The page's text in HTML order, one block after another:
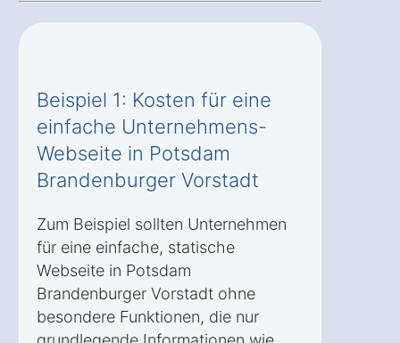
Beispiel 1: Kosten für eine
einfache Unternehmens-
Webseite in Potsdam
Brandenburger Vorstadt
Zum Beispiel sollten Unternehmen
für eine einfache, statische
Webseite in Potsdam
Brandenburger Vorstadt ohne
besondere Funktionen, die nur